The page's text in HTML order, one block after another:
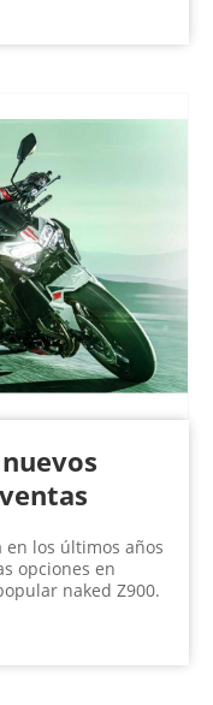
en los últimos años
opciones en
naked Z900.